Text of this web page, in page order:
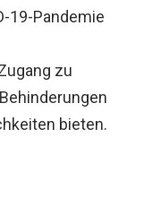
19-Pandemie
zu
bieten.